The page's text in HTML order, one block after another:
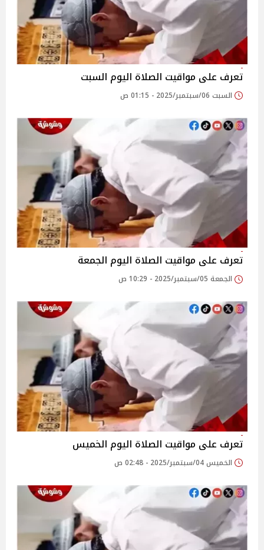
تعرف على مواقيت الصلاة اليوم السبت
السبت 06/سبتمبر/2025 - 01:15 ص
تعرف على مواقيت الصلاة اليوم الجمعة
الجمعة 05/سبتمبر/2025 - 10:29 ص
تعرف على مواقيت الصلاة اليوم الخميس
الخميس 04/سبتمبر/2025 - 02:48 ص